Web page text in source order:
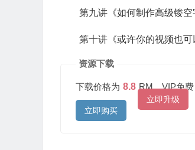
第九讲《如何制作高级镂
第十讲《或许你的视频也
资源下载
下载价格为 8.8 RM，VIP免费
立即升级
立即购买